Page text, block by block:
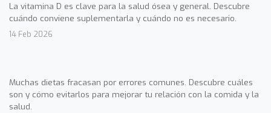
La vitamina D es clave para la salud ósea y general. Descubre
cuándo conviene suplementarla y cuándo no es necesario.
14 Feb 2026
Muchas dietas fracasan por errores comunes. Descubre cuáles
son y cómo evitarlos para mejorar tu relación con la comida y la
salud.